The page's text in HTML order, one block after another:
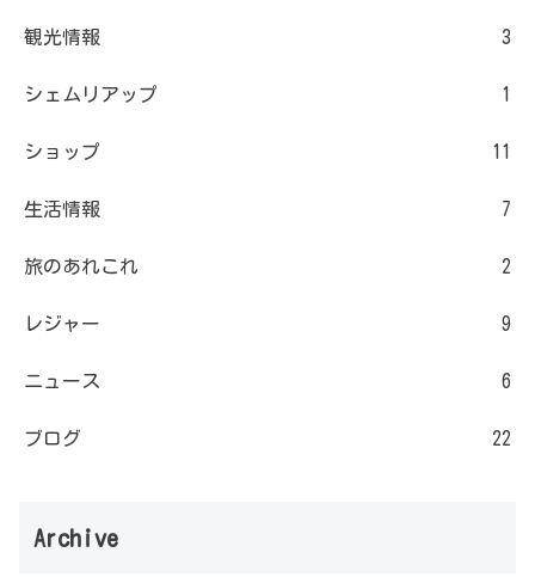
観光情報 3
シェムリアップ 1
ショップ 11
生活情報 7
旅のあれこれ 2
レジャー 9
ニュース 6
ブログ 22
Archive